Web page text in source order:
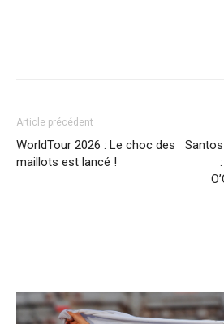
Article précédent
WorldTour 2026 : Le choc des
maillots est lancé !